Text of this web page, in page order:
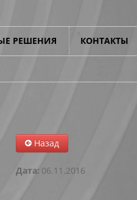
РЕШЕНИЯ КОНТАКТЫ
Назад
Дата: 06.11.2016